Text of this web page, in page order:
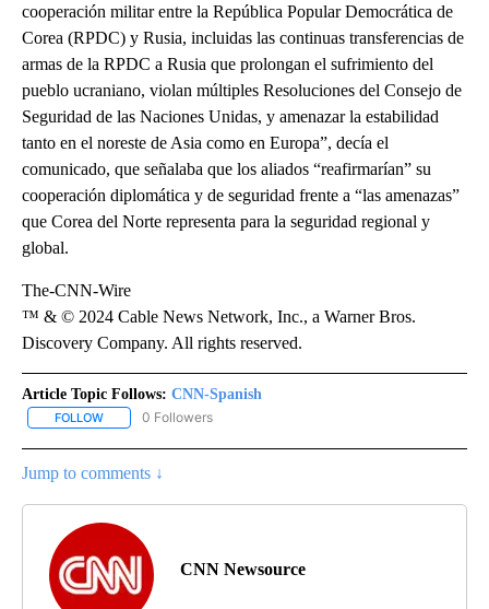
cooperación militar entre la República Popular Democrática de
Corea (RPDC) y Rusia, incluidas las continuas transferencias de
armas de la RPDC a Rusia que prolongan el sufrimiento del
pueblo ucraniano, violan múltiples Resoluciones del Consejo de
Seguridad de las Naciones Unidas, y amenazar la estabilidad
tanto en el noreste de Asia como en Europa”, decía el
comunicado, que señalaba que los aliados “reafirmarían” su
cooperación diplomática y de seguridad frente a “las amenazas”
que Corea del Norte representa para la seguridad regional y
global.
The-CNN-Wire
™ & © 2024 Cable News Network, Inc., a Warner Bros.
Discovery Company. All rights reserved.
Article Topic Follows: CNN-Spanish
FOLLOW FOLLOW "CNN-SPANISH" TO RECEIVE NOTIFICATIONS ABOUT
0 Followers
Jump to comments ↓
CNN Newsource